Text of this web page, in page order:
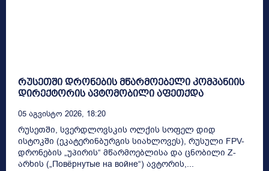
რუსეთში დრონების მწარმოებელი კომპანიის
დირექტორის ავტომობილი აფეთქდა
05 Აგვისტო 2026, 18:20
რუსეთში, სვერდლოვსკის ოლქის სოფელ დიდ
ისტოკში (ეკატერინბურგის სიახლოვეს), რუსული FPV-
დრონების „უპირის“ მწარმოებლისა და ცნობილი Z-
არხის („Повёрнутые на войне“) ავტორის,...